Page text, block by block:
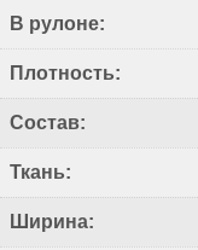
В рулоне:
Плотность:
Состав:
Ткань:
Ширина: